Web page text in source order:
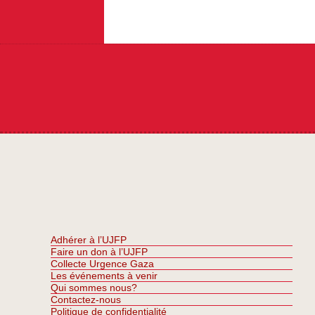
Adhérer à l’UJFP
Faire un don à l’UJFP
Collecte Urgence Gaza
Les événements à venir
Qui sommes nous?
Contactez-nous
Politique de confidentialité